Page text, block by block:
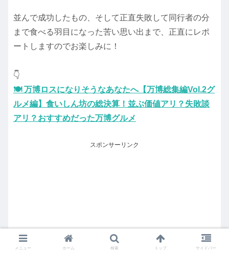
並んで成功したもの、そして正直失敗して同行者の分
まで食べる羽目になった苦い思い出まで、正直にレポ
ートしますのでお楽しみに！
👇️
🍽️ 万博ロスになりそうなあなたへ【万博総集編Vol.2グ
ルメ編】食いしん坊の総決算！並ぶ価値アリ？失敗談
アリ？おすすめだった万博グルメ
スポンサーリンク
メニュー ホーム 検索 トップ サイドバー